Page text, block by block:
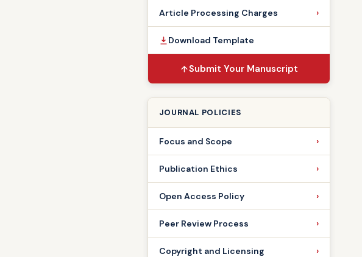
Article Processing Charges
Download Template
Submit Your Manuscript
JOURNAL POLICIES
Focus and Scope
Publication Ethics
Open Access Policy
Peer Review Process
Copyright and Licensing